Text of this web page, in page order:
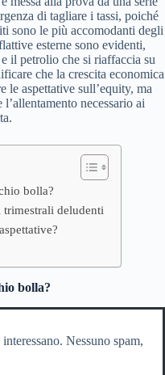
di tagliare i tassi, poiché
sono le più accomodanti degli
esterne sono evidenti,
il petrolio che si riaffaccia su
che la crescita economica
le aspettative sull’equity, ma
necessario ai
bolla?
trimestrali deludenti
bolla?
Nessuno spam,